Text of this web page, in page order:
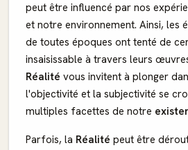
peut être influencé par nos
et notre environnement. Ainsi, les
de toutes époques ont tenté de
insaisissable à travers leurs
Réalité vous invitent à plonger
l'objectivité et la subjectivité se
multiples facettes de notre
Parfois, la Réalité peut être